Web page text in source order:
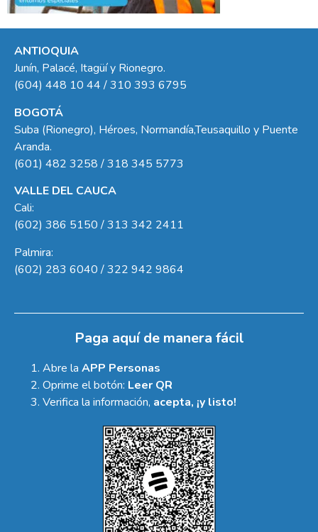
ANTIOQUIA
Junín, Palacé, Itagüí y Rionegro.
(604) 448 10 44 / 310 393 6795
BOGOTÁ
Suba (Rionegro), Héroes, Normandía,Teusaquillo y Puente
Aranda.
(601) 482 3258 / 318 345 5773
VALLE DEL CAUCA
Cali:
(602) 386 5150 / 313 342 2411
Palmira:
(602) 283 6040 / 322 942 9864
Paga aquí de manera fácil
Abre la APP Personas
Oprime el botón: Leer QR
Verifica la información, acepta, ¡y listo!